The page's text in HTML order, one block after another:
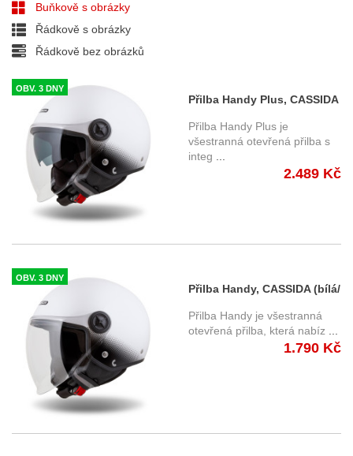
Buňkově s obrázky
Řádkově s obrázky
Řádkově bez obrázků
OBV. 3 DNY
Přilba Handy Plus, CASSIDA
(bílá/černá) 2025
Přilba Handy Plus je
všestranná otevřená přilba s
integ
2.489 Kč
OBV. 3 DNY
Přilba Handy, CASSIDA (bílá/
černá) 2025
Přilba Handy je všestranná
otevřená přilba, která nabíz
1.790 Kč